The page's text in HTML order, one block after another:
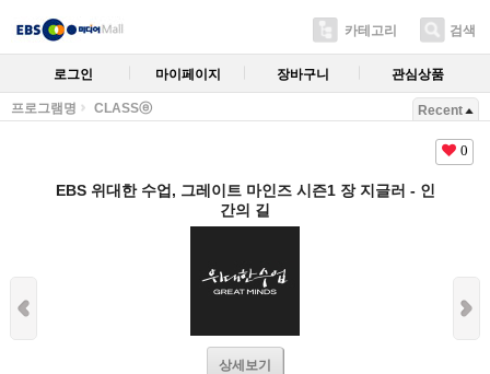
카테고리 검색
로그인 마이페이지 장바구니 관심상품
프로그램명 CLASSⓔ Recent
0
EBS 위대한 수업, 그레이트 마인즈 시즌1 장 지글러 - 인
간의 길
상세보기